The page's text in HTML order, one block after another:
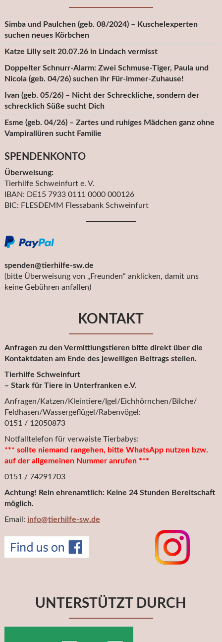
Simba und Paulchen (geb. 08/2024) – Kuschelexperten
suchen neues Körbchen
Katze Lilly seit 20.07.26 in Lindach vermisst
Doppelter Schnurr-Alarm: Zwei Schmuse-Tiger, Paula und
Nicola (geb. 04/26) suchen ihr Für-immer-Zuhause!
Ivan (geb. 05/26) – Nicht der Schreckliche, sondern der
schrecklich Süße sucht Dich
Esme (geb. 04/26) – Zartes und ruhiges Mädchen ganz ohne
Vampirallüren sucht Familie
SPENDENKONTO
Überweisung:
Tierhilfe Schweinfurt e. V.
IBAN: DE15 7933 0111 0000 000126
BIC: FLESDEMM Flessabank Schweinfurt
spenden@tierhilfe-sw.de
(bitte Überweisung von „Freunden“ anklicken, damit uns
keine Gebühren anfallen)
KONTAKT
Anfragen zu den Vermittlungstieren bitte direkt über die
Kontaktdaten am Ende des jeweiligen Beitrags stellen.
Tierhilfe Schweinfurt
– Stark für Tiere in Unterfranken e.V.
Anfragen/Katzen/Kleintiere/Igel/Eichhörnchen/Bilche/
Feldhasen/Wassergeflügel/Rabenvögel:
0151 / 12050873
Notfalltelefon für verwaiste Tierbabys:
*** sollte niemand rangehen, bitte WhatsApp nutzen bzw.
auf der allgemeinen Nummer anrufen ***
0151 / 74291703
Achtung! Rein ehrenamtlich: Keine 24 Stunden Bereitschaft
möglich.
Email: info@tierhilfe-sw.de
UNTERSTÜTZT DURCH